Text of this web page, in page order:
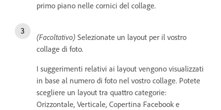
primo piano nelle cornici del collage.
(Facoltativo) Selezionate un layout per il vostro
collage di foto.
I suggerimenti relativi ai layout vengono visualizzati
in base al numero di foto nel vostro collage. Potete
scegliere un layout tra quattro categorie:
Orizzontale, Verticale, Copertina Facebook e